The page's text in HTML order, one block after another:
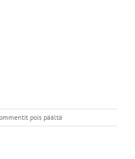
pois päältä
IMG_6374